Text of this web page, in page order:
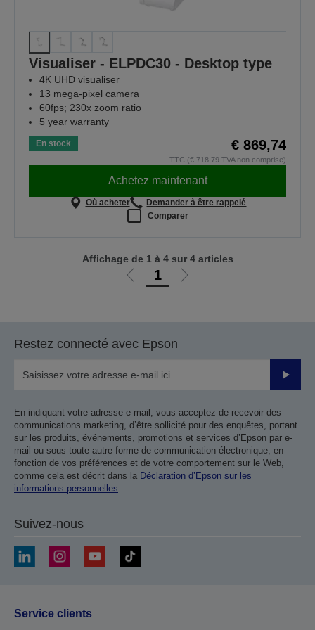
Visualiser - ELPDC30 - Desktop type
4K UHD visualiser
13 mega-pixel camera
60fps; 230x zoom ratio
5 year warranty
En stock € 869,74
TTC (€ 718,79 TVA non comprise)
Achetez maintenant
Où acheter
Demander à être rappelé
Comparer
Aller
précédente
1
Aller
Affichage de 1 à 4 sur 4 articles
Restez connecté avec Epson
Valider
En indiquant votre adresse e-mail, vous acceptez de recevoir des
communications marketing, d’être sollicité pour des enquêtes, portant
sur les produits, événements, promotions et services d’Epson par e-
mail ou sous toute autre forme de communication électronique, en
fonction de vos préférences et de votre comportement sur le Web,
comme cela est décrit dans la Déclaration d’Epson sur les
informations personnelles
Suivez-nous
Service clients